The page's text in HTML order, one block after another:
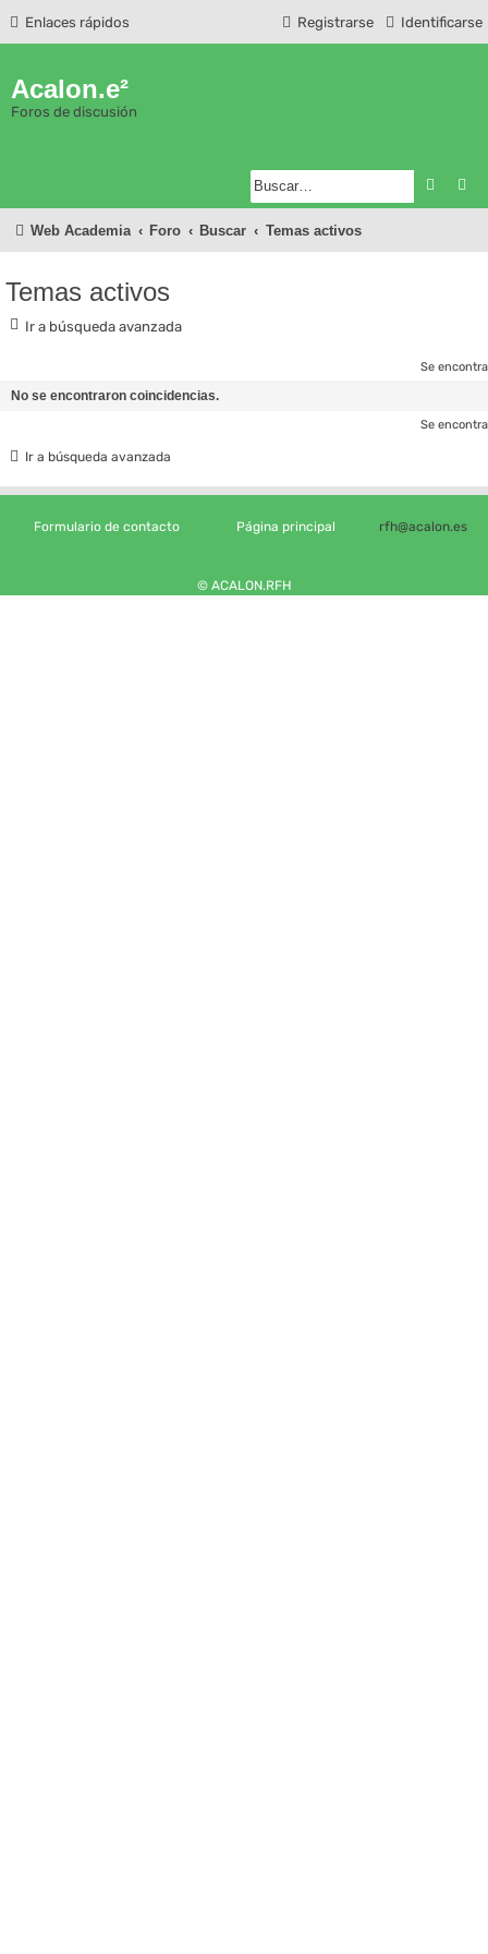
Enlaces rápidos Identificarse
Registrarse
Acalon.e²
Foros de discusión
Buscar
Web Academia Foro Buscar Temas activos
Temas activos
Ir a búsqueda avanzada
Se
No se encontraron coincidencias.
Se
Ir a búsqueda avanzada
Formulario de contacto Página principal rfh@acalon.es
© ACALON.RFH